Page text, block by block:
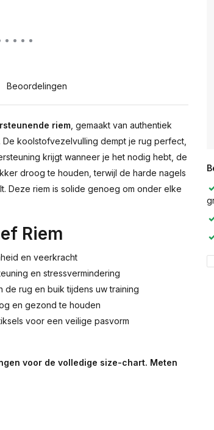
Beoordelingen
riem , gemaakt van authentiek
koolstofvezelvulling dempt je rug perfect,
krijgt wanneer je het nodig hebt, de
droog te houden, terwijl de harde nagels
Deze riem is solide genoeg om onder elke
Riem
en veerkracht
en stressvermindering
rug en buik tijdens uw training
en gezond te houden
voor een veilige pasvorm
voor de volledige size-chart. Meten